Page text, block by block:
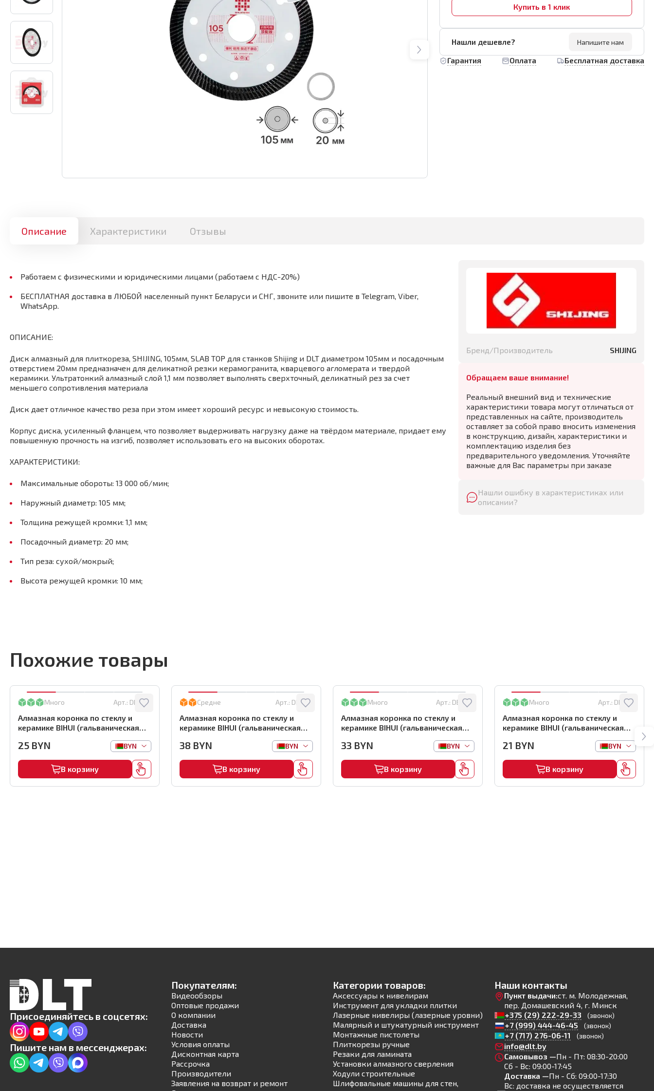
Купить в 1 клик
Нашли дешевле? Напишите нам
Гарантия Оплата Бесплатная доставка
Описание Характеристики Отзывы
Работаем с физическими и юридическими лицами (работаем с НДС-20%)
БЕСПЛАТНАЯ доставка в ЛЮБОЙ населенный пункт Беларуси и СНГ, звоните или пишите в Telegram, Viber,
WhatsApp.
ОПИСАНИЕ:
Диск алмазный для плиткореза, SHIJING, 105мм, SLAB TOP для станков Shijing и DLT диаметром 105мм и посадочным
отверстием 20мм предназначен для деликатной резки керамогранита, кварцевого агломерата и твердой
керамики. Ультратонкий алмазный слой 1,1 мм позволяет выполнять сверхточный, деликатный рез за счет
меньшего сопротивления материала
Диск дает отличное качество реза при этом имеет хороший ресурс и невысокую стоимость.
Корпус диска, усиленный фланцем, что позволяет выдерживать нагрузку даже на твёрдом материале, придает ему
повышенную прочность на изгиб, позволяет использовать его на высоких оборотах.
ХАРАКТЕРИСТИКИ:
Максимальные обороты: 13 000 об/мин;
Наружный диаметр: 105 мм;
Толщина режущей кромки: 1,1 мм;
Посадочный диаметр: 20 мм;
Тип реза: сухой/мокрый;
Высота режущей кромки: 10 мм;
Бренд/Производитель SHIJING
Обращаем ваше внимание!
Реальный внешний вид и технические
характеристики товара могут отличаться от
представленных на сайте, производитель
оставляет за собой право вносить изменения
в конструкцию, дизайн, характеристики и
комплектацию изделия без
предварительного уведомления. Уточняйте
важные для Вас параметры при заказе
Нашли ошибку в характеристиках или
описании?
Похожие товары
Много Арт.: DBW35
Алмазная коронка по стеклу и
керамике BIHUI (гальваническая
арт.DBW35
25 BYN BYN
В корзину
Средне Арт.: DBW55
Алмазная коронка по стеклу и
керамике BIHUI (гальваническая
арт.DBW55
38 BYN BYN
В корзину
Много Арт.: DBW45
Алмазная коронка по стеклу и
керамике BIHUI (гальваническая
арт.DBW45
33 BYN BYN
В корзину
Много Арт.: DBW25
Алмазная коронка по стеклу и
керамике BIHUI (гальваническая
арт.DBW25
21 BYN BYN
В корзину
Присоединяйтесь в соцсетях:
Пишите нам в мессенджерах:
Покупателям:
Видеообзоры
Оптовые продажи
О компании
Доставка
Новости
Условия оплаты
Дисконтная карта
Рассрочка
Производители
Заявления на возврат и ремонт
Категории товаров:
Аксессуары к нивелирам
Инструмент для укладки плитки
Лазерные нивелиры (лазерные уровни)
Малярный и штукатурный инструмент
Монтажные пистолеты
Плиткорезы ручные
Резаки для ламината
Установки алмазного сверления
Ходули строительные
Шлифовальные машины для стен,
Наши контакты
Пункт выдачи:ст. м. Молодежная,
пер. Домашевский 4, г. Минск
+375 (29) 222-29-33
(звонок)
+7 (999) 444-46-45 (звонок)
+7 (717) 276-06-11 (звонок)
info@dlt.by
Самовывоз —Пн - Пт: 08:30-20:00
Сб - Вс: 09:00-17:45
Доставка —Пн - Сб: 09:00-17:30
Вс: доставка не осуществляется